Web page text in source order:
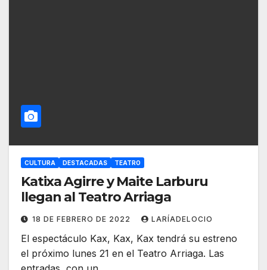
CULTURA DESTACADAS TEATRO
Katixa Agirre y Maite Larburu
llegan al Teatro Arriaga
18 DE FEBRERO DE 2022 LARÍADELOCIO
El espectáculo Kax, Kax, Kax tendrá su estreno
el próximo lunes 21 en el Teatro Arriaga. Las